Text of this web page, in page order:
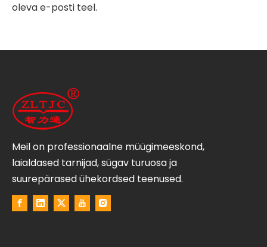
oleva e-posti teel.
Meil on professionaalne müügimeeskond,
laialdased tarnijad, sügav turuosa ja
suurepärased ühekordsed teenused.